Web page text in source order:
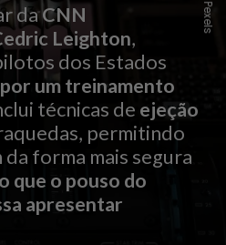
daCNN
Leighton,
dos Estados
por um treinamento
técnicas de ejeção
permitindo
forma mais segura
que o pouso do
apresentar
Pexels